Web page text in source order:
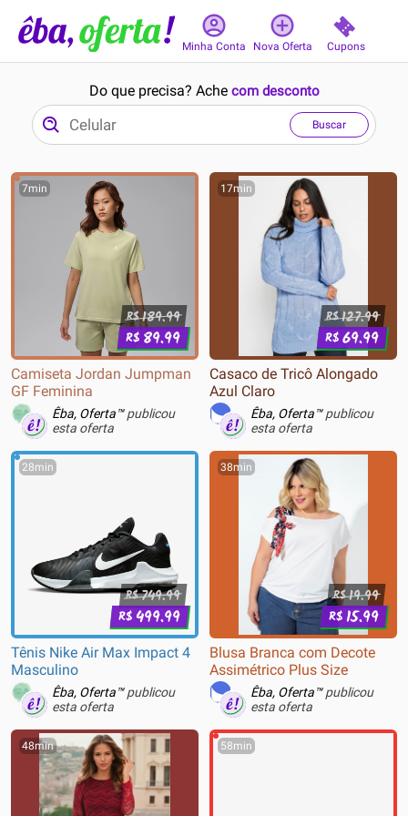
Minha Conta Nova Oferta Cupons
Do que precisa? Ache com desconto
Buscar
7min
R$189.99
R$ 89.99
Camiseta Jordan Jumpman
GF Feminina
Êba, Oferta™publicou
esta oferta
17min
R$127.99
R$69.99
Casaco de Tricô Alongado
Azul Claro
Êba, Oferta™publicou
esta oferta
28min
R$749.99
R$499.99
Tênis Nike Air Max Impact 4
Masculino
Êba, Oferta™publicou
esta oferta
38min
R$19.99
R$15.99
Blusa Branca com Decote
Assimétrico Plus Size
Êba, Oferta™publicou
esta oferta
48min 58min